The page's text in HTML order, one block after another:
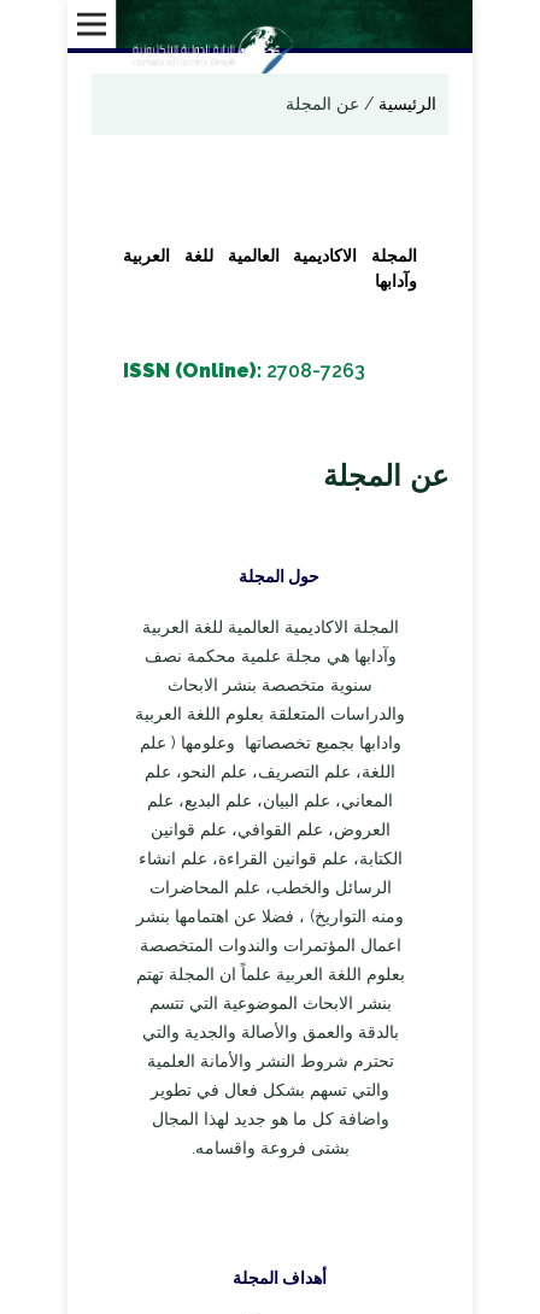
الرئيسية/ عن المجلة
المجلة الاكاديمية العالمية للغة العربية
وآدابها
ISSN (Online): 2708-7263
عن المجلة
حول المجلة
المجلة الاكاديمية العالمية للغة العربية
وآدابها هي مجلة علمية محكمة نصف
سنوية متخصصة بنشر الابحاث
والدراسات المتعلقة بعلوم اللغة العربية
وادابها بجميع تخصصاتها وعلومها ( علم
اللغة، علم التصريف، علم النحو، علم
المعاني، علم البيان، علم البديع، علم
العروض، علم القوافي، علم قوانين
الكتابة، علم قوانين القراءة، علم انشاء
الرسائل والخطب، علم المحاضرات
ومنه التواريخ) ، فضلا عن اهتمامها بنشر
اعمال المؤتمرات والندوات المتخصصة
بعلوم اللغة العربية علماً ان المجلة تهتم
بنشر الابحاث الموضوعية التي تتسم
بالدقة والعمق والأصالة والجدية والتي
تحترم شروط النشر والأمانة العلمية
والتي تسهم بشكل فعال في تطوير
واضافة كل ما هو جديد لهذا المجال
بشتى فروعة واقسامه.
أهداف المجلة